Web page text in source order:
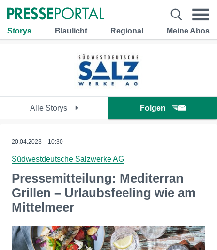
Storys Blaulicht Regional Meine Abos
Alle Storys Folgen
20.04.2023 – 10:30
Südwestdeutsche Salzwerke AG
Pressemitteilung: Mediterran
Grillen – Urlaubsfeeling wie am
Mittelmeer